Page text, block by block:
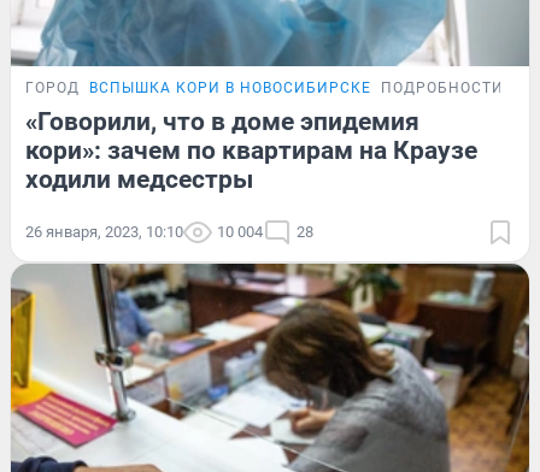
ГОРОД ВСПЫШКА КОРИ В НОВОСИБИРСКЕ ПОДРОБНОСТИ
«Говорили, что в доме эпидемия
кори»: зачем по квартирам на Краузе
ходили медсестры
26 января, 2023, 10:10 10 004 28